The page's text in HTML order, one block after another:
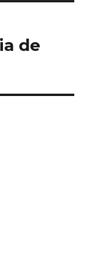
de